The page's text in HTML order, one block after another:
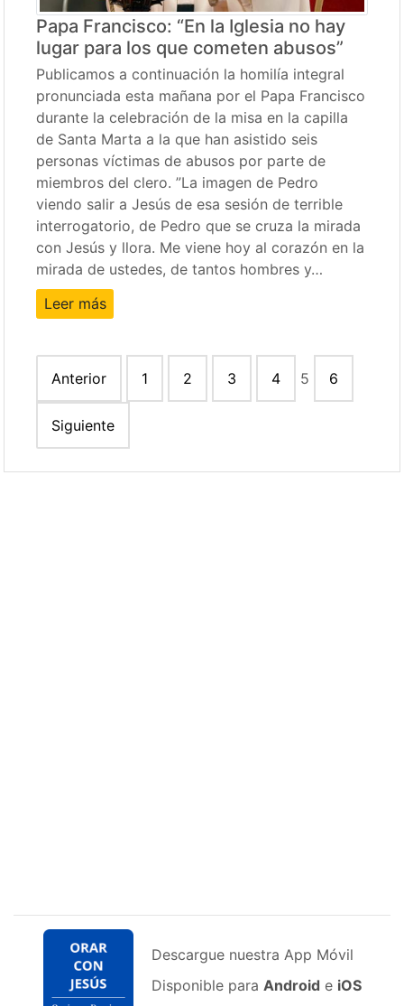
Papa Francisco: “En la Iglesia no hay
lugar para los que cometen abusos”
Publicamos a continuación la homilía integral
pronunciada esta mañana por el Papa Francisco
durante la celebración de la misa en la capilla
de Santa Marta a la que han asistido seis
personas víctimas de abusos por parte de
miembros del clero. ”La imagen de Pedro
viendo salir a Jesús de esa sesión de terrible
interrogatorio, de Pedro que se cruza la mirada
con Jesús y llora. Me viene hoy al corazón en la
mirada de ustedes, de tantos hombres y…
Leer más
de
entradas
Anterior 1 2 3 4 5 6
Siguiente
Descargue nuestra App Móvil
Disponible para Android e iOS